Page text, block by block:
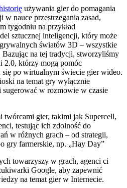
używania gier do pomagania
nauce przestrzegania zasad,
tygodniu na przykład
sztucznej inteligencji, który może
światów 3D – wszystkie
Bazując na tej tradycji, stworzyliśmy
2.0, którzy mogą pomóc
po wirtualnym świecie gier wideo.
na temat gry wyłącznie
w rozmowie w czasie
twórcami gier, takimi jak Supercell,
testując ich zdolność do
w różnych grach – od strategii,
gry farmerskie, np. „Hay Day”
towarzyszy w grach, agenci ci
Google, aby zapewnić
na temat gier w Internecie.